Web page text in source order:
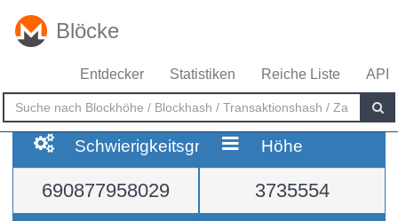
Blöcke
Entdecker Statistiken Reiche Liste API
Schwierigkeitsgrad
690877958029
Höhe
3735554